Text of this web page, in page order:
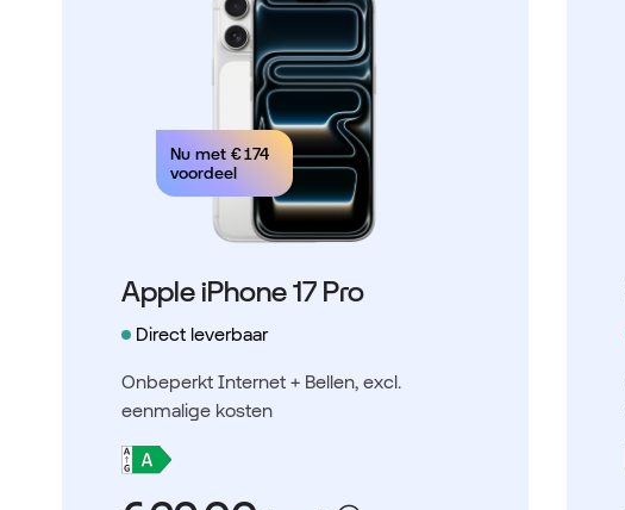
Nu met € 174
voordeel
Apple iPhone 17 Pro
Direct leverbaar
Onbeperkt Internet + Bellen, excl.
eenmalige kosten